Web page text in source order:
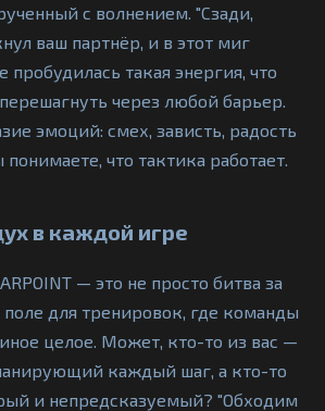
с волнением. "Сзади,
ваш партнёр, и в этот миг
пробудилась такая энергия, что
через любой барьер.
эмоций: смех, зависть, радость
понимаете, что тактика работает.
в каждой игре
— это не просто битва за
поле для тренировок, где команды
целое. Может, кто-то из вас —
каждый шаг, а кто-то
и непредсказуемый? "Обходим